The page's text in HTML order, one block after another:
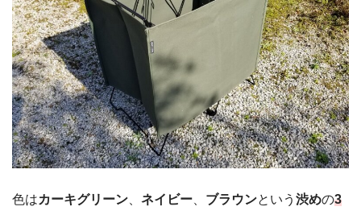
色はカーキグリーン ネイビー ブラウンという 渋めの3